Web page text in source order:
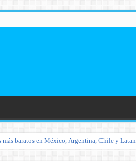
baratos en México, Argentina, Chile y